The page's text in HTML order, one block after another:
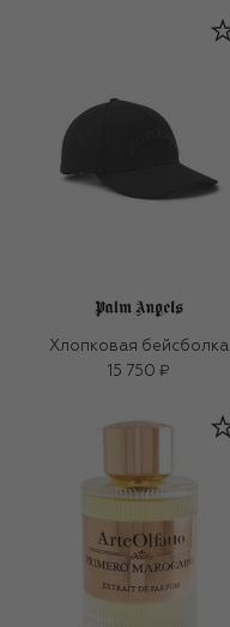
Хлопковая бейсболка
15 750 ₽